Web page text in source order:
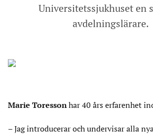
Universitetssjukhuset en
avdelningslärare.
Marie Toressonhar 40 års erfarenhet
– Jag introducerar och undervisar alla